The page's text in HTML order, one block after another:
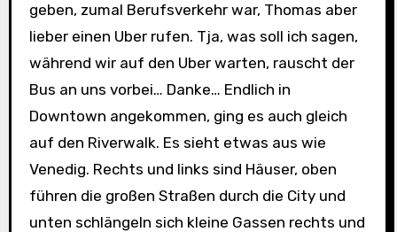
geben, zumal Berufsverkehr war, Thomas aber
lieber einen Uber rufen. Tja, was soll ich sagen,
während wir auf den Uber warten, rauscht der
Bus an uns vorbei… Danke… Endlich in
Downtown angekommen, ging es auch gleich
auf den Riverwalk. Es sieht etwas aus wie
Venedig. Rechts und links sind Häuser, oben
führen die großen Straßen durch die City und
unten schlängeln sich kleine Gassen rechts und